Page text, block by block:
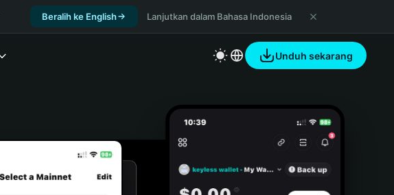
Beralih ke English Lanjutkan dalam Bahasa Indonesia
Unduh sekarang